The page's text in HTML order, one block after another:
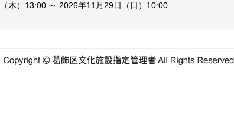
木）13:00 ～ 2026年11月29日（日）10:00